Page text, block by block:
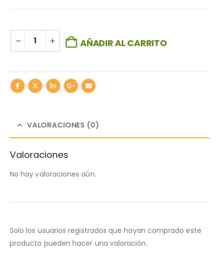
AÑADIR AL CARRITO
VALORACIONES (0)
Valoraciones
No hay valoraciones aún.
Solo los usuarios registrados que hayan comprado este
producto pueden hacer una valoración.